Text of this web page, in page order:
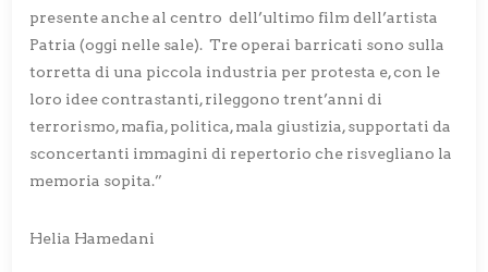
presente anche al centro dell’ultimo film dell’artista
Patria (oggi nelle sale). Tre operai barricati sono sulla
torretta di una piccola industria per protesta e, con le
loro idee contrastanti, rileggono trent’anni di
terrorismo, mafia, politica, mala giustizia, supportati da
sconcertanti immagini di repertorio che risvegliano la
memoria sopita.”
Helia Hamedani